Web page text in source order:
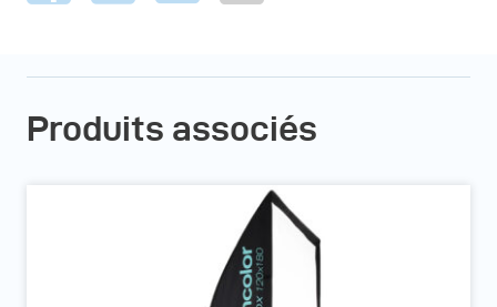
Produits associés